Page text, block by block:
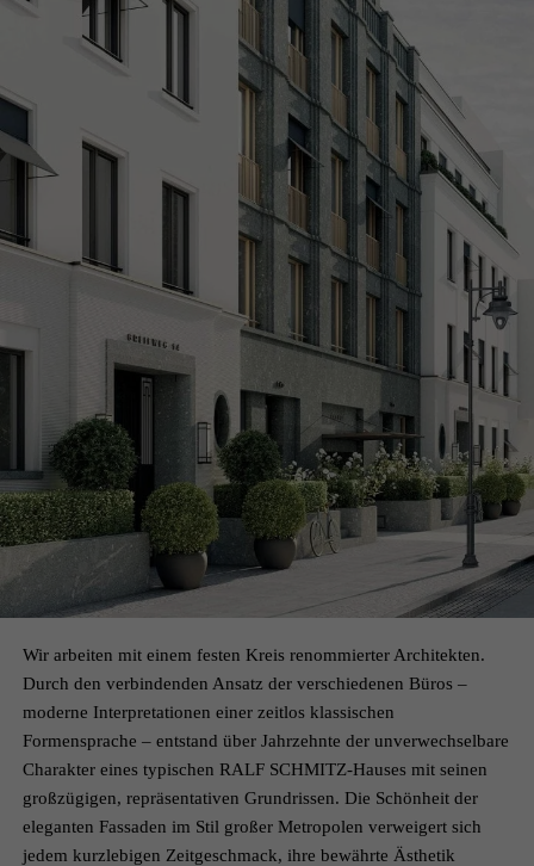
Wir arbeiten mit einem festen Kreis renommierter Architekten.
Durch den verbindenden Ansatz der verschiedenen Büros –
moderne Interpretationen einer zeitlos klassischen
Formensprache – entstand über Jahrzehnte der unverwechselbare
Charakter eines typischen RALF SCHMITZ-Hauses mit seinen
großzügigen, repräsentativen Grundrissen. Die Schönheit der
eleganten Fassaden im Stil großer Metropolen verweigert sich
jedem kurzlebigen Zeitgeschmack, ihre bewährte Ästhetik